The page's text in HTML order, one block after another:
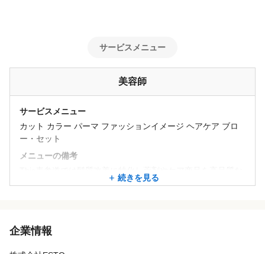
◆「失敗」を恐れなくていいチームです
な古い体育会系の空気はゼロ。「どうすれば次はうまくいくか」
◆ 安売りで疲弊しない「本物の価値」
当店は客単価15,000円以上の高品質サロンです。一流の接客と技
術が自然と身につくため、デビュー後もお客様を掛け持ちしてバ
面接というより、まずはあなたの「なりたい姿」や「悩み」をラ
サービスメニュー
美容師
サービスメニュー
カット カラー パーマ ファッションイメージ ヘアケア ブロ
ー・セット
メニューの備考
物を厳選して多数ご用意しております。一人ひとりにあった
の髪質に応えられます
続きを見る
企業情報